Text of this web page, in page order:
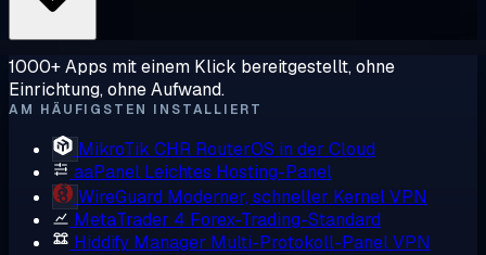
1000+ Apps mit einem Klick bereitgestellt, ohne
Einrichtung, ohne Aufwand.
AM HÄUFIGSTEN INSTALLIERT
MikroTik CHR RouterOS in der Cloud
aaPanel Leichtes Hosting-Panel
WireGuard Moderner, schneller Kernel VPN
MetaTrader 4 Forex-Trading-Standard
Hiddify Manager Multi-Protokoll-Panel VPN